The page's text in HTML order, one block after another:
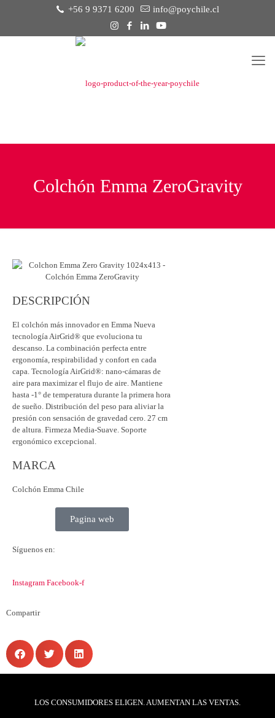
+56 9 9371 6200 info@poychile.cl
Colchón Emma ZeroGravity
DESCRIPCIÓN
El colchón más innovador en Emma Nueva
tecnología AirGrid® que evoluciona tu
descanso. La combinación perfecta entre
ergonomía, respirabilidad y confort en cada
capa. Tecnología AirGrid®: nano-cámaras de
aire para maximizar el flujo de aire. Mantiene
hasta -1° de temperatura durante la primera hora
de sueño. Distribución del peso para aliviar la
presión con sensación de gravedad cero. 27 cm
de altura. Firmeza Media-Suave. Soporte
ergonómico excepcional.
MARCA
Colchón Emma Chile
Pagina web
Síguenos en:
Instagram Facebook-f
Compartir
LOS CONSUMIDORES ELIGEN. AUMENTAN LAS VENTAS.